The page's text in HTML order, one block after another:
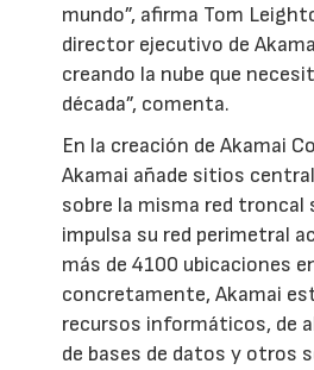
mundo”, afirma Tom
director ejecutivo de
creando la nube que
década”, comenta.
En la creación de Akamai
Akamai añade sitios
sobre la misma red troncal
impulsa su red perimetral
más de 4100 ubicaciones
concretamente, Akamai
recursos informáticos, de
de bases de datos y otros